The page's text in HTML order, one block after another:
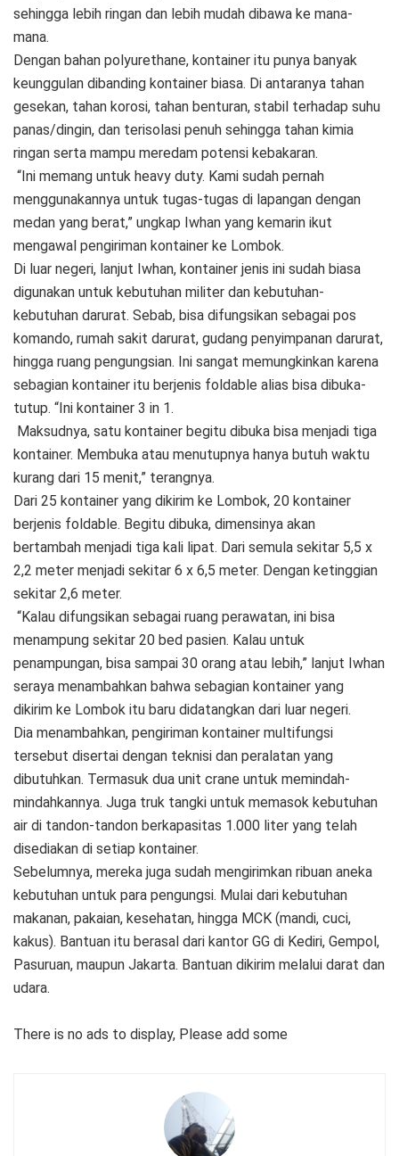
sehingga lebih ringan dan lebih mudah dibawa ke mana-
mana.
Dengan bahan polyurethane, kontainer itu punya banyak
keunggulan dibanding kontainer biasa. Di antaranya tahan
gesekan, tahan korosi, tahan benturan, stabil terhadap suhu
panas/dingin, dan terisolasi penuh sehingga tahan kimia
ringan serta mampu meredam potensi kebakaran.
“Ini memang untuk heavy duty. Kami sudah pernah
menggunakannya untuk tugas-tugas di lapangan dengan
medan yang berat,” ungkap Iwhan yang kemarin ikut
mengawal pengiriman kontainer ke Lombok.
Di luar negeri, lanjut Iwhan, kontainer jenis ini sudah biasa
digunakan untuk kebutuhan militer dan kebutuhan-
kebutuhan darurat. Sebab, bisa difungsikan sebagai pos
komando, rumah sakit darurat, gudang penyimpanan darurat,
hingga ruang pengungsian. Ini sangat memungkinkan karena
sebagian kontainer itu berjenis foldable alias bisa dibuka-
tutup. “Ini kontainer 3 in 1.
Maksudnya, satu kontainer begitu dibuka bisa menjadi tiga
kontainer. Membuka atau menutupnya hanya butuh waktu
kurang dari 15 menit,” terangnya.
Dari 25 kontainer yang dikirim ke Lombok, 20 kontainer
berjenis foldable. Begitu dibuka, dimensinya akan
bertambah menjadi tiga kali lipat. Dari semula sekitar 5,5 x
2,2 meter menjadi sekitar 6 x 6,5 meter. Dengan ketinggian
sekitar 2,6 meter.
“Kalau difungsikan sebagai ruang perawatan, ini bisa
menampung sekitar 20 bed pasien. Kalau untuk
penampungan, bisa sampai 30 orang atau lebih,” lanjut Iwhan
seraya menambahkan bahwa sebagian kontainer yang
dikirim ke Lombok itu baru didatangkan dari luar negeri.
Dia menambahkan, pengiriman kontainer multifungsi
tersebut disertai dengan teknisi dan peralatan yang
dibutuhkan. Termasuk dua unit crane untuk memindah-
mindahkannya. Juga truk tangki untuk memasok kebutuhan
air di tandon-tandon berkapasitas 1.000 liter yang telah
disediakan di setiap kontainer.
Sebelumnya, mereka juga sudah mengirimkan ribuan aneka
kebutuhan untuk para pengungsi. Mulai dari kebutuhan
makanan, pakaian, kesehatan, hingga MCK (mandi, cuci,
kakus). Bantuan itu berasal dari kantor GG di Kediri, Gempol,
Pasuruan, maupun Jakarta. Bantuan dikirim melalui darat dan
udara.
There is no ads to display, Please add some